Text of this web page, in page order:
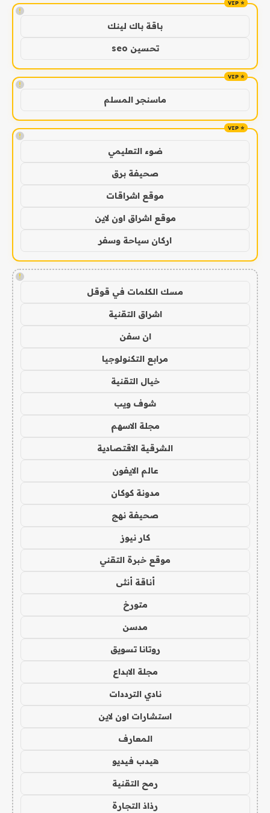
!
باقة باك لينك
تحسين seo
!
ماسنجر المسلم
!
ضوء التعليمي
صحيفة برق
موقع اشراقات
موقع اشراق اون لاين
اركان سياحة وسفر
!
مسك الكلمات في قوقل
اشراق التقنية
ان سفن
مرابع التكنولوجيا
خيال التقنية
شوف ويب
مجلة الاسهم
الشرقية الاقتصادية
عالم الايفون
مدونة كوكان
صحيفة نهج
كار نيوز
موقع خبرة التقني
أناقة أنثى
متورخ
مدسن
روتانا تسويق
مجلة الابداع
نادي الترددات
استشارات اون لاين
المعارف
هيدب فيديو
رمح التقنية
رذاذ التجارة